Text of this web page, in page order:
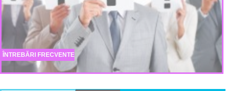
ÎNTREBĂRI FRECVENTE